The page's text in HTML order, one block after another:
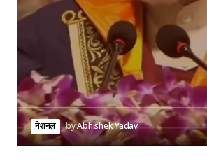
नेशनल byAbhishek Yadav